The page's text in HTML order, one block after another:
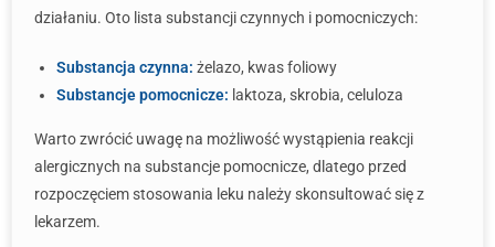
działaniu. Oto lista substancji czynnych i pomocniczych:
Substancja czynna: żelazo, kwas foliowy
Substancje pomocnicze: laktoza, skrobia, celuloza
Warto zwrócić uwagę na możliwość wystąpienia reakcji
alergicznych na substancje pomocnicze, dlatego przed
rozpoczęciem stosowania leku należy skonsultować się z
lekarzem.